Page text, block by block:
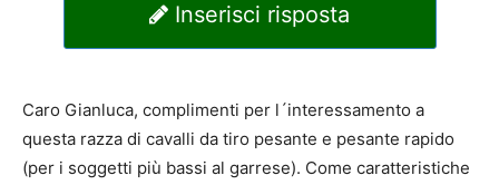
Inserisci risposta
Caro Gianluca, complimenti per l´interessamento a
questa razza di cavalli da tiro pesante e pesante rapido
(per i soggetti più bassi al garrese). Come caratteristiche